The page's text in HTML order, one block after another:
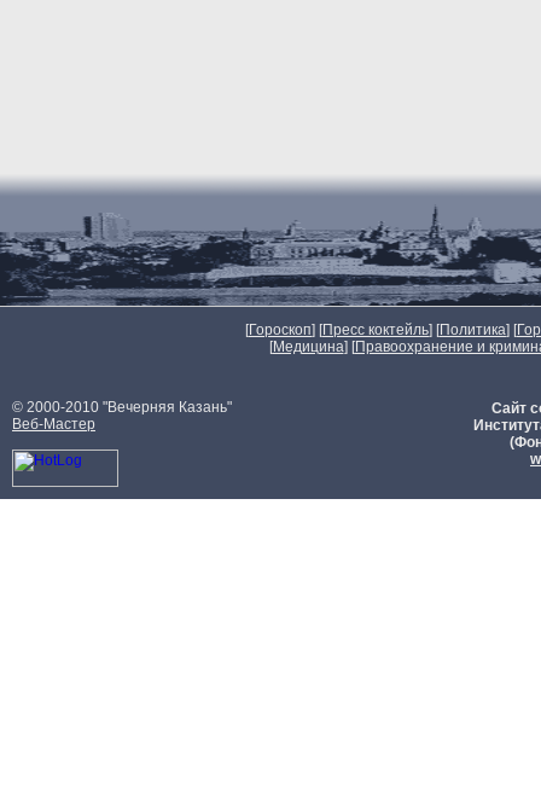
[Гороскоп] [Пресс коктейль] [Политика] [
[Медицина] [Правоохранение и
© 2000-2010 "Вечерняя Казань"
Веб-Мастер
Сайт